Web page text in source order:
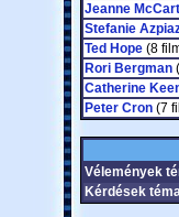
Jeanne
Stefanie
Ted Hope(8
Rori Bergman
Catherine
Peter Cron(7
Vélemények
Kérdések